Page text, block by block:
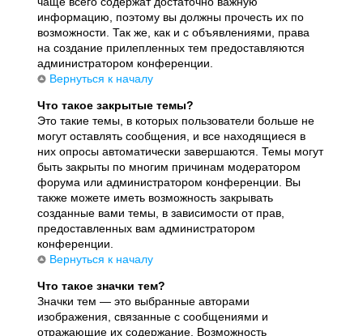
информацию, поэтому вы должны прочесть их по
возможности. Так же, как и с объявлениями, права
на создание прилепленных тем предоставляются
администратором конференции.
Вернуться к началу
Что такое закрытые темы?
Это такие темы, в которых пользователи больше не
могут оставлять сообщения, и все находящиеся в
них опросы автоматически завершаются. Темы могут
быть закрыты по многим причинам модератором
форума или администратором конференции. Вы
также можете иметь возможность закрывать
созданные вами темы, в зависимости от прав,
предоставленных вам администратором
конференции.
Вернуться к началу
Что такое значки тем?
Значки тем — это выбранные авторами
изображения, связанные с сообщениями и
отражающие их содержание. Возможность